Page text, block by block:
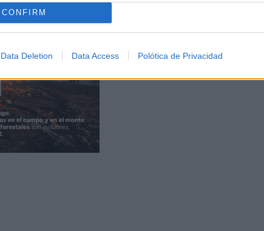
CONFIRM
Data Deletion Data Access Polótica de Privacidad